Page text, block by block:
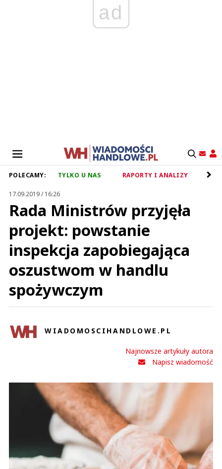
ad
POLECAMY: TYLKO U NAS RAPORTY I ANALIZY
17.09.2019 / 16:26
Rada Ministrów przyjęła
projekt: powstanie
inspekcja zapobiegająca
oszustwom w handlu
spożywczym
WIADOMOSCIHANDLOWE.PL
Najnowsze artykuły autora
Napisz wiadomość